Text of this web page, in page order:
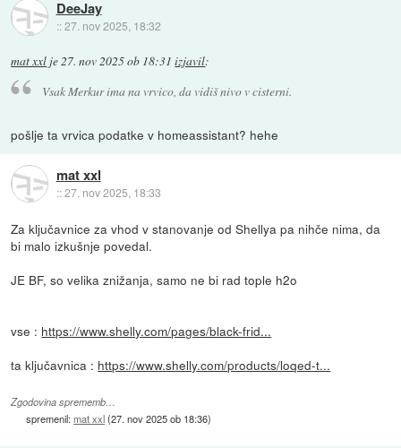
DeeJay
::27. nov 2025, 18:32
mat xxl je27. nov 2025 ob 18:31 izjavil:
Vsak Merkur ima na vrvico, da vidiš nivo v cisterni.
pošlje ta vrvica podatke v homeassistant? hehe
mat xxl
::27. nov 2025, 18:33
Za ključavnice za vhod v stanovanje od Shellya pa nihče nima, da
bi malo izkušnje povedal.
JE BF, so velika znižanja, samo ne bi rad tople h2o
vse : https://www.shelly.com/pages/black-frid...
ta ključavnica : https://www.shelly.com/products/loqed-t...
Zgodovina sprememb…
spremenil:mat xxl(27. nov 2025 ob 18:36)